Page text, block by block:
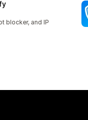
blocker, and IP